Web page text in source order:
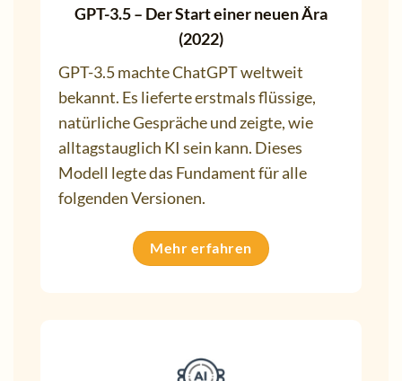
GPT-3.5 – Der Start einer neuen Ära
(2022)
GPT-3.5 machte ChatGPT weltweit
bekannt. Es lieferte erstmals flüssige,
natürliche Gespräche und zeigte, wie
alltagstauglich KI sein kann. Dieses
Modell legte das Fundament für alle
folgenden Versionen.
Mehr erfahren